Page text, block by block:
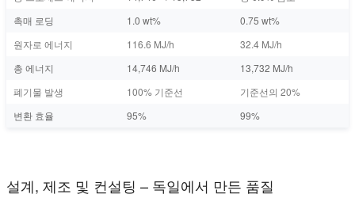
촉매 로딩
1.0 wt%
0.75 wt%
원자로 에너지
116.6 MJ/h
32.4 MJ/h
총 에너지
14,746 MJ/h
13,732 MJ/h
폐기물 발생
100% 기준선
기준선의 20%
변환 효율
95% 99%
설계, 제조 및 컨설팅 – 독일에서 만든 품질